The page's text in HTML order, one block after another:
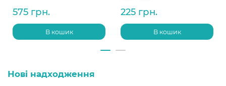
575 грн.
В кошик
225 грн.
В кошик
Нові надходження